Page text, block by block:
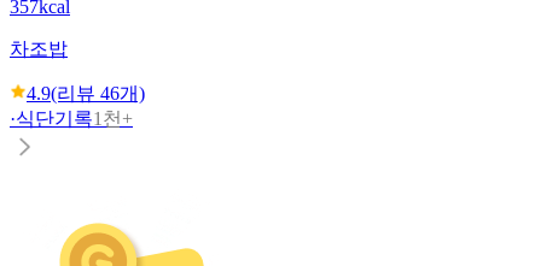
357kcal
차조밥
4.9(리뷰 46개)
·식단기록1천+